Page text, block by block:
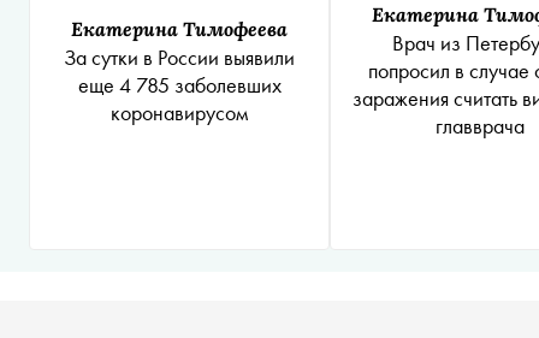
Екатерина Тимофеева
За сутки в России выявили
еще 4 785 заболевших
коронавирусом
Екатерина
Врач из
попросил в случае
заражения считать
главврача